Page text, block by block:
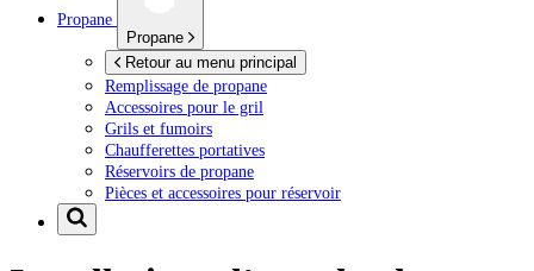
Propane
Propane
Retour au menu principal
Remplissage de propane
Accessoires pour le gril
Grils et fumoirs
Chaufferettes portatives
Réservoirs de propane
Pièces et accessoires pour réservoir